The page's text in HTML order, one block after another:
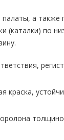
палаты, а
по
краска,